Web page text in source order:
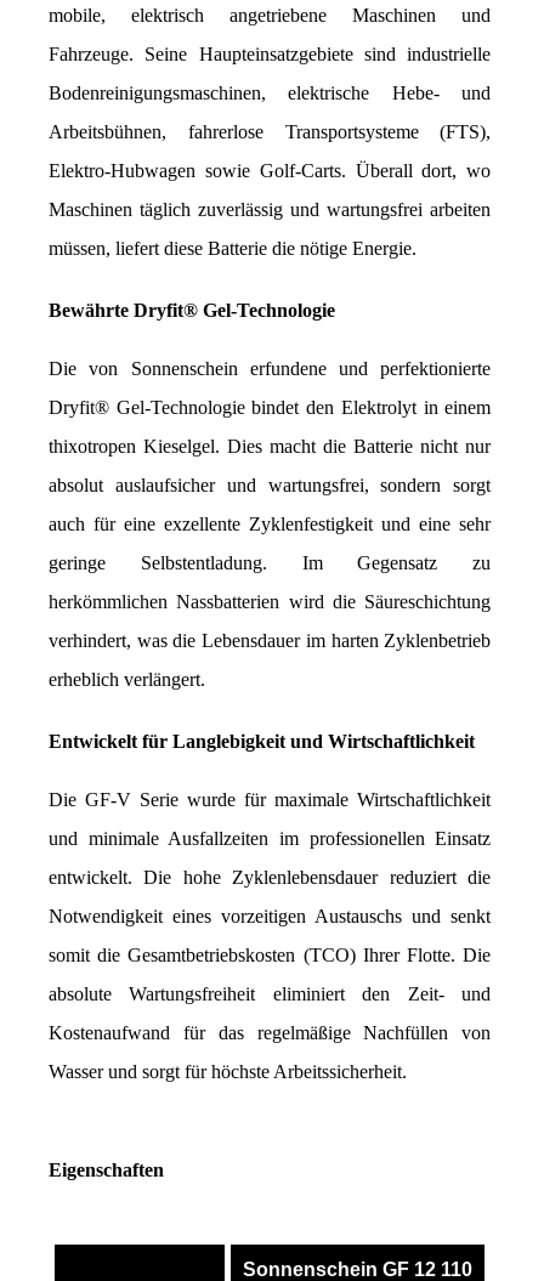
mobile, elektrisch angetriebene Maschinen und
Fahrzeuge. Seine Haupteinsatzgebiete sind industrielle
Bodenreinigungsmaschinen, elektrische Hebe- und
Arbeitsbühnen, fahrerlose Transportsysteme (FTS),
Elektro-Hubwagen sowie Golf-Carts. Überall dort, wo
Maschinen täglich zuverlässig und wartungsfrei arbeiten
müssen, liefert diese Batterie die nötige Energie.
Bewährte Dryfit® Gel-Technologie
Die von Sonnenschein erfundene und perfektionierte
Dryfit® Gel-Technologie bindet den Elektrolyt in einem
thixotropen Kieselgel. Dies macht die Batterie nicht nur
absolut auslaufsicher und wartungsfrei, sondern sorgt
auch für eine exzellente Zyklenfestigkeit und eine sehr
geringe Selbstentladung. Im Gegensatz zu
herkömmlichen Nassbatterien wird die Säureschichtung
verhindert, was die Lebensdauer im harten Zyklenbetrieb
erheblich verlängert.
Entwickelt für Langlebigkeit und Wirtschaftlichkeit
Die GF-V Serie wurde für maximale Wirtschaftlichkeit
und minimale Ausfallzeiten im professionellen Einsatz
entwickelt. Die hohe Zyklenlebensdauer reduziert die
Notwendigkeit eines vorzeitigen Austauschs und senkt
somit die Gesamtbetriebskosten (TCO) Ihrer Flotte. Die
absolute Wartungsfreiheit eliminiert den Zeit- und
Kostenaufwand für das regelmäßige Nachfüllen von
Wasser und sorgt für höchste Arbeitssicherheit.
Eigenschaften
Sonnenschein GF 12 110